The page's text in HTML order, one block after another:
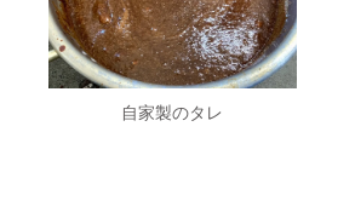
自家製のタレ